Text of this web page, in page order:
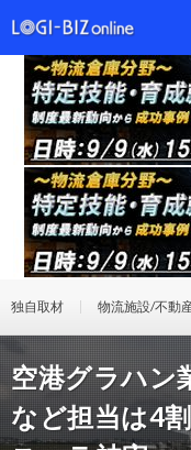
独自取材 物流施設/不動
空港グラハン
など担当は4